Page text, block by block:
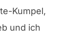
Kumpel,
und ich